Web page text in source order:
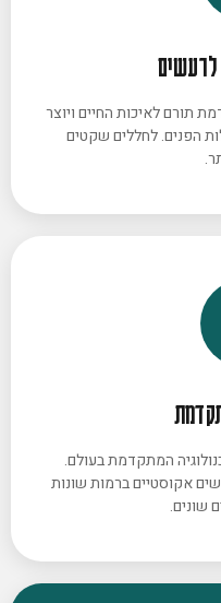
לרעשים
תורם לאיכות החיים ויוצר
הפנים. לחללים שקטים
המתקדמת בעולם.
אקוסטיים ברמות שונות
שונים.